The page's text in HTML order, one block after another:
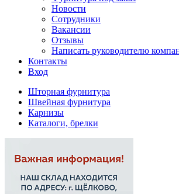
Новости
Сотрудники
Вакансии
Отзывы
Написать руководителю
Контакты
Вход
Шторная фурнитура
Швейная фурнитура
Карнизы
Каталоги, брелки